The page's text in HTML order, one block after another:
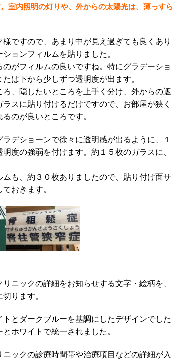
室内照明の灯りや、外からの太陽光は、薄っすら
ですので、あまり中が見え過ぎても良くあり
ョンフィルムを貼りました。
がフィルムの良いですね。特にグラデーショ
は下から少しずつ透明度が出ます。
、隠したいところを上手く分け、外からの遮
スに貼り付けるだけですので、お部屋が狭く
のが良いところです。
デショーンで徐々に透明感が出るように、１
度の強弱を付けます。約１５枚のガラスに、
も、約３０枚ありましたので、貼り付け面サ
おきます。
ニックの詳細をお知らせする文字・絵柄を、
ります。
とダークブルーを基調にしたデザインでした
ホワイトで統一されました。
ックの診療時間帯や治療項目などの詳細が入